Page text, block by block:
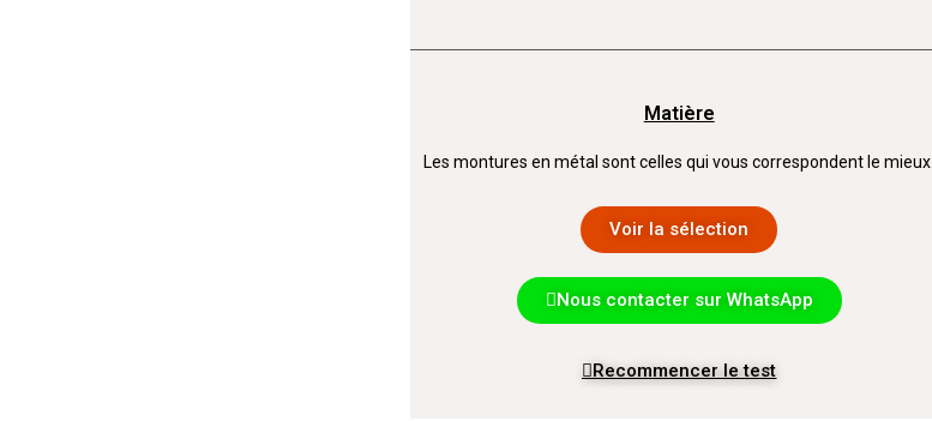
Matière
Les montures en métal sont celles qui vous correspondent le mieux.
Voir la sélection
Nous contacter sur WhatsApp
Recommencer le test